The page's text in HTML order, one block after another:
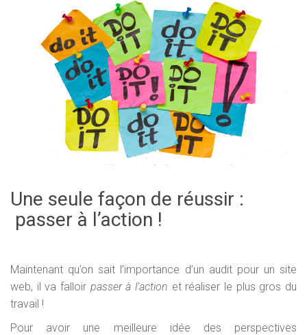
Une seule façon de réussir :
passer à l’action !
Maintenant qu’on sait l’importance d’un audit pour un site
web, il va falloir passer à l’action et réaliser le plus gros du
travail !
Pour avoir une meilleure idée des perspectives